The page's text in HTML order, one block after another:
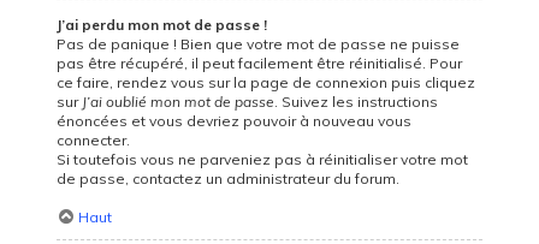
J’ai perdu mon mot de passe !
Pas de panique ! Bien que votre mot de passe ne puisse
pas être récupéré, il peut facilement être réinitialisé. Pour
ce faire, rendez vous sur la page de connexion puis cliquez
sur J’ai oublié mon mot de passe. Suivez les instructions
énoncées et vous devriez pouvoir à nouveau vous
connecter.
Si toutefois vous ne parveniez pas à réinitialiser votre mot
de passe, contactez un administrateur du forum.
Haut